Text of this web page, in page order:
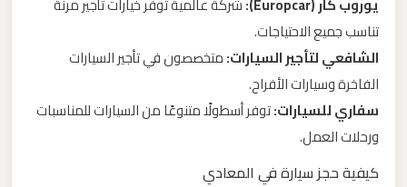
تناسب جميع الاحتياجات.
الشافعي لتأجير السيارات:متخصصون في تأجير السيارات
الفاخرة وسيارات الأفراح.
سفاري للسيارات:توفر أسطولًا متنوعًا من السيارات للمناسبات
ورحلات العمل.
كيفية حجز سيارة في المعادي
القاهرة
للاسكندرية
ليموزين